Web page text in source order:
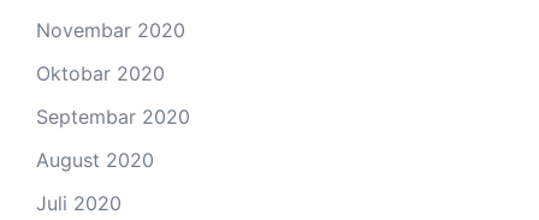
Novembar 2020
Oktobar 2020
Septembar 2020
August 2020
Juli 2020